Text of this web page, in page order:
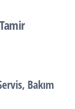
Bakım